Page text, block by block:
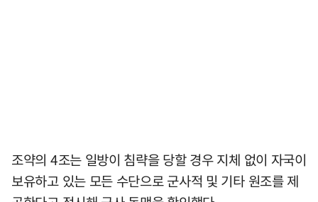
조약의 4조는 일방이 침략을 당할 경우 지체 없이 자국이
보유하고 있는 모든 수단으로 군사적 및 기타 원조를 제